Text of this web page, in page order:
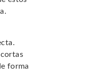
forma